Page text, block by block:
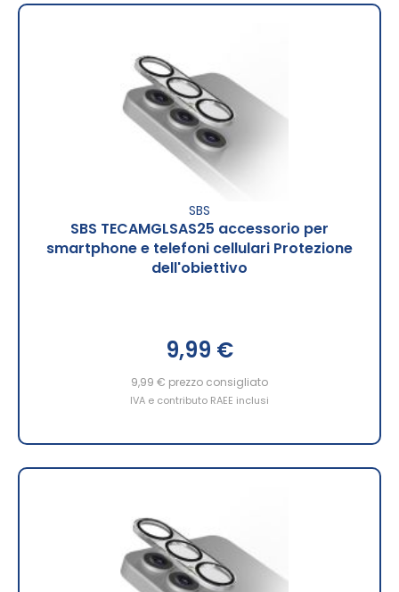
SBS
SBS TECAMGLSAS25 accessorio per
smartphone e telefoni cellulari Protezione
dell'obiettivo
9,99 €
9,99 € prezzo consigliato
IVA e contributo RAEE inclusi